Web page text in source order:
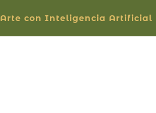
Arte con Inteligencia Artificial